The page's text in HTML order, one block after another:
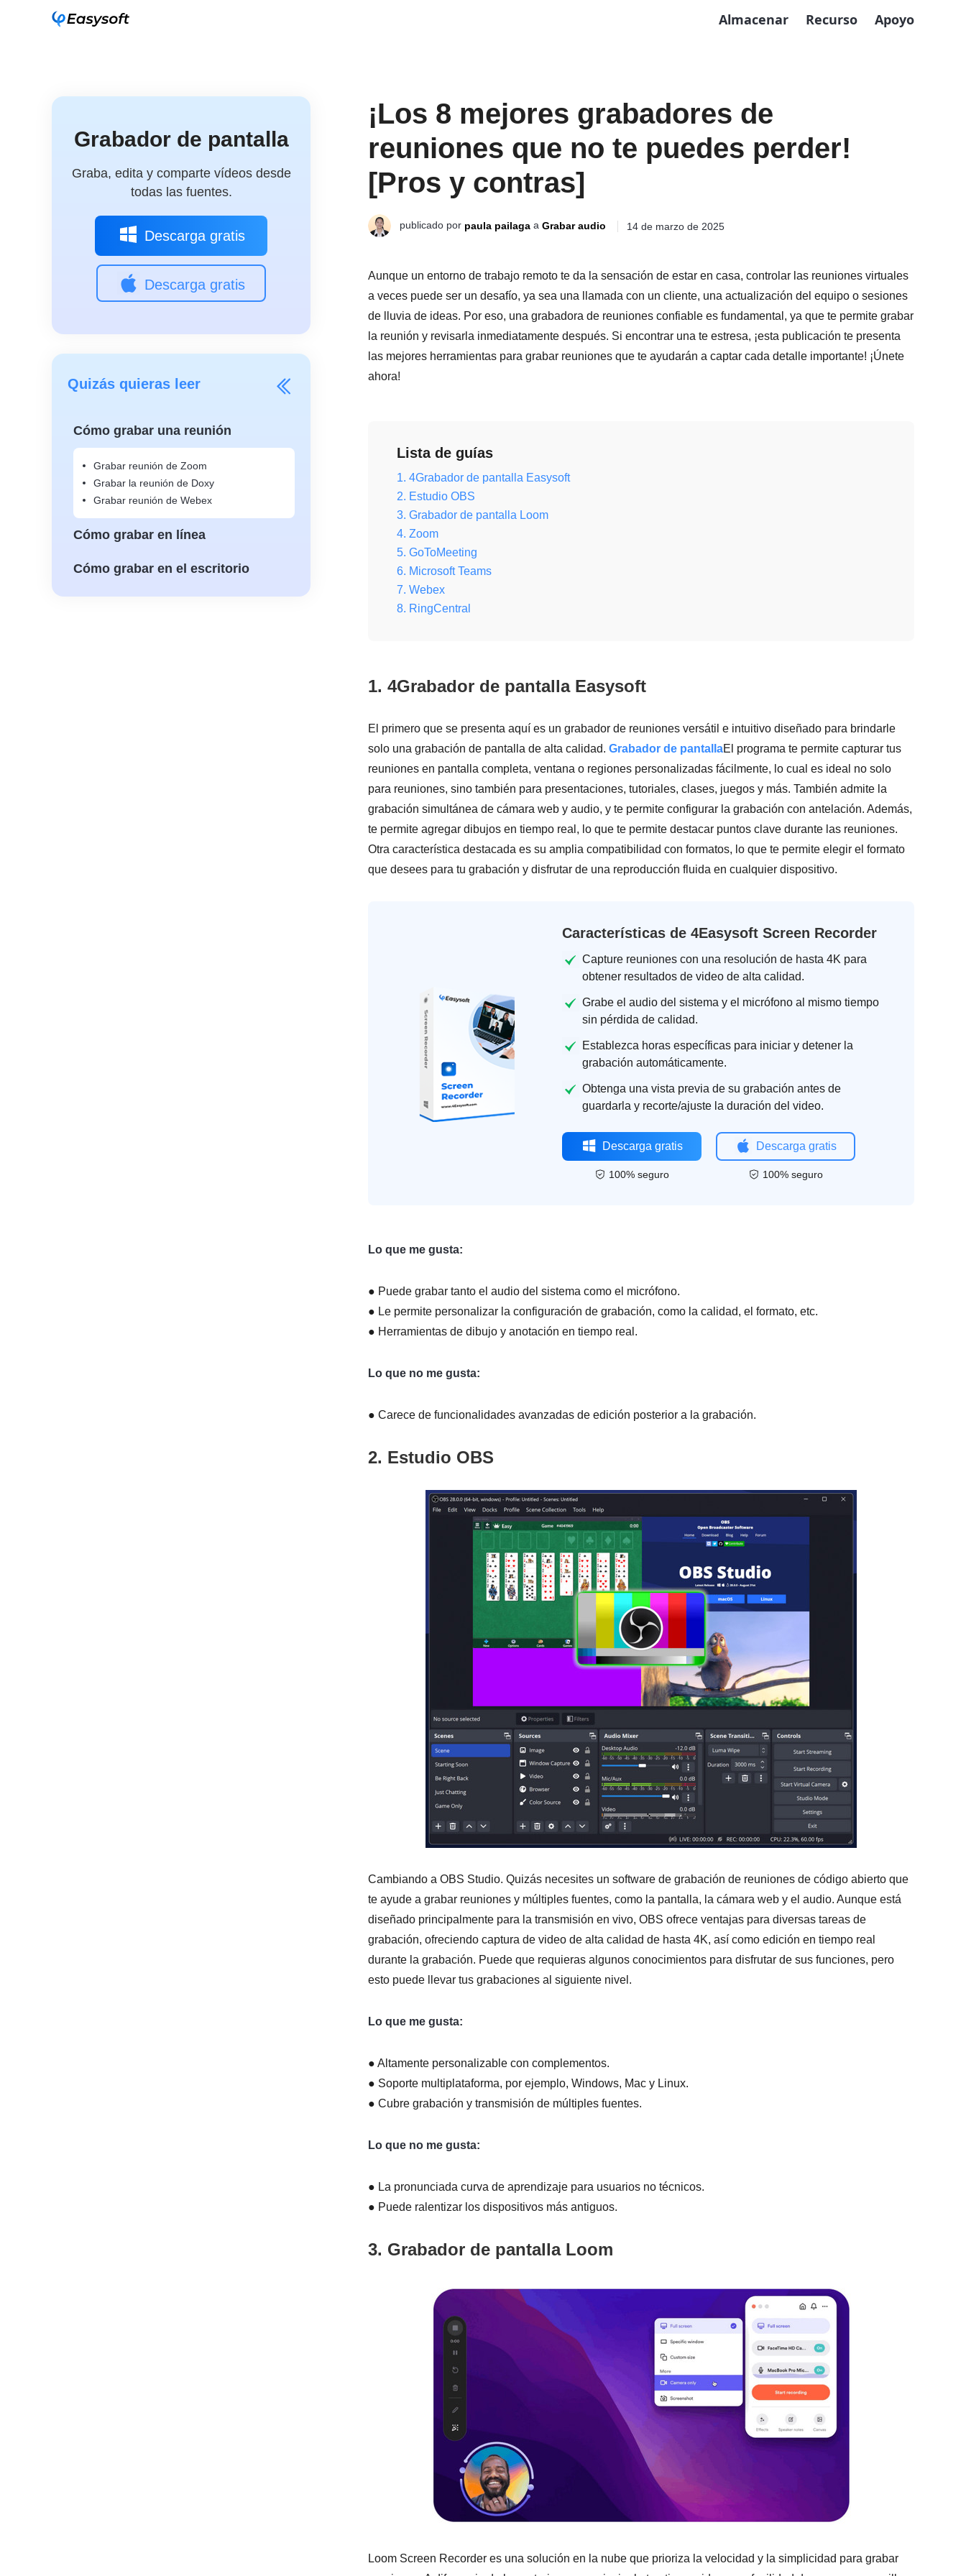
Almacenar Recurso Apoyo
Grabador de pantalla
Graba, edita y comparte vídeos desde
todas las fuentes.
Descarga gratis
Descarga gratis
Quizás quieras leer
Cómo grabar una reunión
Grabar reunión de Zoom
Grabar la reunión de Doxy
Grabar reunión de Webex
Cómo grabar en línea
Cómo grabar en el escritorio
¡Los 8 mejores grabadores de
reuniones que no te puedes perder!
[Pros y contras]
publicado por paula pailaga a Grabar audio 14 de marzo de 2025
Aunque un entorno de trabajo remoto te da la sensación de estar en casa, controlar las reuniones virtuales
a veces puede ser un desafío, ya sea una llamada con un cliente, una actualización del equipo o sesiones
de lluvia de ideas. Por eso, una grabadora de reuniones confiable es fundamental, ya que te permite grabar
la reunión y revisarla inmediatamente después. Si encontrar una te estresa, ¡esta publicación te presenta
las mejores herramientas para grabar reuniones que te ayudarán a captar cada detalle importante! ¡Únete
ahora!
Lista de guías
1. 4Grabador de pantalla Easysoft
2. Estudio OBS
3. Grabador de pantalla Loom
4. Zoom
5. GoToMeeting
6. Microsoft Teams
7. Webex
8. RingCentral
1. 4Grabador de pantalla Easysoft
El primero que se presenta aquí es un grabador de reuniones versátil e intuitivo diseñado para brindarle
solo una grabación de pantalla de alta calidad. Grabador de pantallaEl programa te permite capturar tus
reuniones en pantalla completa, ventana o regiones personalizadas fácilmente, lo cual es ideal no solo
para reuniones, sino también para presentaciones, tutoriales, clases, juegos y más. También admite la
grabación simultánea de cámara web y audio, y te permite configurar la grabación con antelación. Además,
te permite agregar dibujos en tiempo real, lo que te permite destacar puntos clave durante las reuniones.
Otra característica destacada es su amplia compatibilidad con formatos, lo que te permite elegir el formato
que desees para tu grabación y disfrutar de una reproducción fluida en cualquier dispositivo.
Características de 4Easysoft Screen Recorder
Capture reuniones con una resolución de hasta 4K para
obtener resultados de video de alta calidad.
Grabe el audio del sistema y el micrófono al mismo tiempo
sin pérdida de calidad.
Establezca horas específicas para iniciar y detener la
grabación automáticamente.
Obtenga una vista previa de su grabación antes de
guardarla y recorte/ajuste la duración del video.
Descarga gratis
100% seguro
Descarga gratis
100% seguro
Lo que me gusta:
● Puede grabar tanto el audio del sistema como el micrófono.
● Le permite personalizar la configuración de grabación, como la calidad, el formato, etc.
● Herramientas de dibujo y anotación en tiempo real.
Lo que no me gusta:
● Carece de funcionalidades avanzadas de edición posterior a la grabación.
2. Estudio OBS
Cambiando a OBS Studio. Quizás necesites un software de grabación de reuniones de código abierto que
te ayude a grabar reuniones y múltiples fuentes, como la pantalla, la cámara web y el audio. Aunque está
diseñado principalmente para la transmisión en vivo, OBS ofrece ventajas para diversas tareas de
grabación, ofreciendo captura de video de alta calidad de hasta 4K, así como edición en tiempo real
durante la grabación. Puede que requieras algunos conocimientos para disfrutar de sus funciones, pero
esto puede llevar tus grabaciones al siguiente nivel.
Lo que me gusta:
● Altamente personalizable con complementos.
● Soporte multiplataforma, por ejemplo, Windows, Mac y Linux.
● Cubre grabación y transmisión de múltiples fuentes.
Lo que no me gusta:
● La pronunciada curva de aprendizaje para usuarios no técnicos.
● Puede ralentizar los dispositivos más antiguos.
3. Grabador de pantalla Loom
Loom Screen Recorder es una solución en la nube que prioriza la velocidad y la simplicidad para grabar